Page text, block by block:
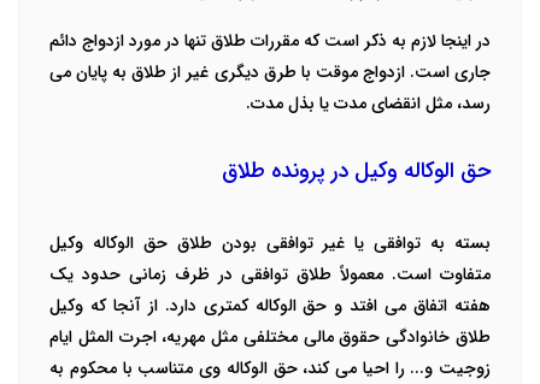
در اینجا لازم به ذکر است که مقررات طلاق تنها در مورد ازدواج دائم
جاری است. ازدواج موقت با طرق دیگری غیر از طلاق به پایان می
رسد، مثل انقضای مدت یا بذل مدت.
حق الوکاله وکیل در پرونده طلاق
بسته به توافقی یا غیر توافقی بودن طلاق حق الوکاله وکیل
متفاوت است. معمولاً طلاق توافقی در ظرف زمانی حدود یک
هفته اتفاق می افتد و حق الوکاله کمتری دارد. از آنجا که وکیل
طلاق خانوادگی حقوق مالی مختلفی مثل مهریه، اجرت المثل ایام
زوجیت و... را احیا می کند، حق الوکاله وی متناسب با محکوم به